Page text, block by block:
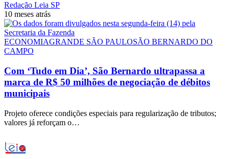
Redação Leia SP
10 meses atrás
ECONOMIAGRANDE SÃO PAULOSÃO BERNARDO DO
CAMPO
Com ‘Tudo em Dia’, São Bernardo ultrapassa a
marca de R$ 50 milhões de negociação de débitos
municipais
Projeto oferece condições especiais para regularização de tributos;
valores já reforçam o…